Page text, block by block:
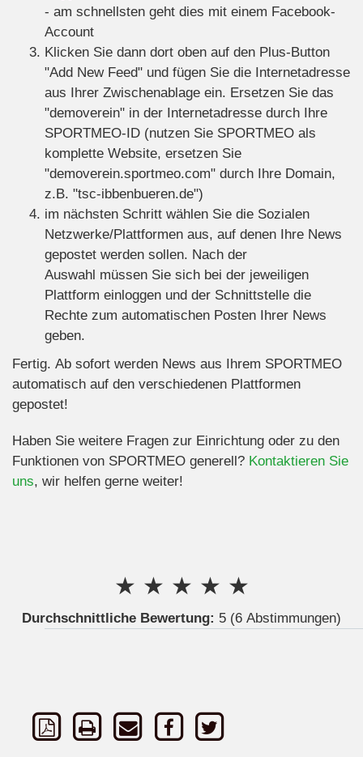
- am schnellsten geht dies mit einem Facebook-
Account
Klicken Sie dann dort oben auf den Plus-Button
"Add New Feed" und fügen Sie die Internetadresse
aus Ihrer Zwischenablage ein. Ersetzen Sie das
"demoverein" in der Internetadresse durch Ihre
SPORTMEO-ID (nutzen Sie SPORTMEO als
komplette Website, ersetzen Sie
"demoverein.sportmeo.com" durch Ihre Domain,
z.B. "tsc-ibbenbueren.de")
im nächsten Schritt wählen Sie die Sozialen
Netzwerke/Plattformen aus, auf denen Ihre News
gepostet werden sollen. Nach der
Auswahl müssen Sie sich bei der jeweiligen
Plattform einloggen und der Schnittstelle die
Rechte zum automatischen Posten Ihrer News
geben.
Fertig. Ab sofort werden News aus Ihrem SPORTMEO
automatisch auf den verschiedenen Plattformen
gepostet!
Haben Sie weitere Fragen zur Einrichtung oder zu den
Funktionen von SPORTMEO generell? Kontaktieren Sie
uns, wir helfen gerne weiter!
★
★
★
★
★
Durchschnittliche Bewertung: 5 (6 Abstimmungen)